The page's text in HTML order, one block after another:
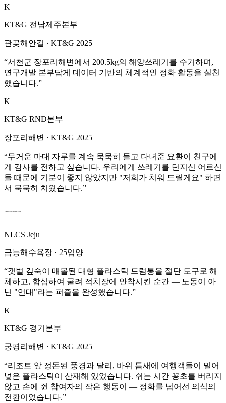
K
KT&G 전남제주본부
관곶해안길 · KT&G 2025
“서천군 장포리해변에서 200.5kg의 해양쓰레기를 수거하며,
연구개발 본부답게 데이터 기반의 체계적인 정화 활동을 실천
했습니다.”
K
KT&G RND본부
장포리해변 · KT&G 2025
“무거운 마대 자루를 계속 묵묵히 들고 다녀준 요환이 친구에
게 감사를 전하고 싶습니다. 우리에게 쓰레기를 던지신 어르신
들 때문에 기분이 좋지 않았지만 "저희가 치워 드릴게요" 하면
서 묵묵히 치웠습니다.”
NLCS Jeju
금능해수욕장 · 25입양
“갯벌 깊숙이 매몰된 대형 플라스틱 드럼통을 절단 도구로 해
체하고, 합심하여 굴려 적치장에 안착시킨 순간 — 노동이 아
닌 "연대"라는 퍼즐을 완성했습니다.”
K
KT&G 경기본부
궁평리해변 · KT&G 2025
“리조트 앞 정돈된 풍경과 달리, 바위 틈새에 여행객들이 밀어
넣은 플라스틱이 산재해 있었습니다. 쉬는 시간 꽁초를 버리지
않고 손에 쥔 참여자의 작은 행동이 — 정화를 넘어선 의식의
전환이었습니다.”